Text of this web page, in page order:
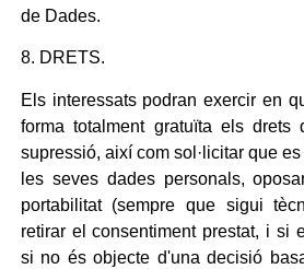
de Dades.
8. DRETS.
Els interessats podran exercir en
forma totalment gratuïta els drets
supressió, així com sol·licitar que
les seves dades personals,
portabilitat (sempre que sigui
retirar el consentiment prestat, i si
si no és objecte d'una decisió